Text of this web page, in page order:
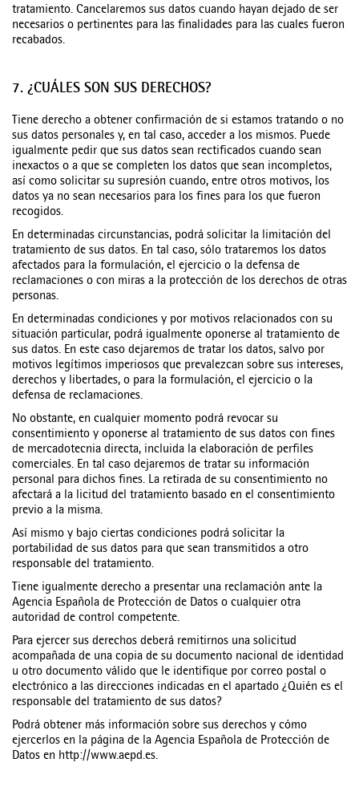
tratamiento. Cancelaremos sus datos cuando hayan dejado de ser
necesarios o pertinentes para las finalidades para las cuales fueron
recabados.
7. ¿CUÁLES SON SUS DERECHOS?
Tiene derecho a obtener confirmación de si estamos tratando o no
sus datos personales y, en tal caso, acceder a los mismos. Puede
igualmente pedir que sus datos sean rectificados cuando sean
inexactos o a que se completen los datos que sean incompletos,
así como solicitar su supresión cuando, entre otros motivos, los
datos ya no sean necesarios para los fines para los que fueron
recogidos.
En determinadas circunstancias, podrá solicitar la limitación del
tratamiento de sus datos. En tal caso, sólo trataremos los datos
afectados para la formulación, el ejercicio o la defensa de
reclamaciones o con miras a la protección de los derechos de otras
personas.
En determinadas condiciones y por motivos relacionados con su
situación particular, podrá igualmente oponerse al tratamiento de
sus datos. En este caso dejaremos de tratar los datos, salvo por
motivos legítimos imperiosos que prevalezcan sobre sus intereses,
derechos y libertades, o para la formulación, el ejercicio o la
defensa de reclamaciones.
No obstante, en cualquier momento podrá revocar su
consentimiento y oponerse al tratamiento de sus datos con fines
de mercadotecnia directa, incluida la elaboración de perfiles
comerciales. En tal caso dejaremos de tratar su información
personal para dichos fines. La retirada de su consentimiento no
afectará a la licitud del tratamiento basado en el consentimiento
previo a la misma.
Así mismo y bajo ciertas condiciones podrá solicitar la
portabilidad de sus datos para que sean transmitidos a otro
responsable del tratamiento.
Tiene igualmente derecho a presentar una reclamación ante la
Agencia Española de Protección de Datos o cualquier otra
autoridad de control competente.
Para ejercer sus derechos deberá remitirnos una solicitud
acompañada de una copia de su documento nacional de identidad
u otro documento válido que le identifique por correo postal o
electrónico a las direcciones indicadas en el apartado ¿Quién es el
responsable del tratamiento de sus datos?
Podrá obtener más información sobre sus derechos y cómo
ejercerlos en la página de la Agencia Española de Protección de
Datos en http://www.aepd.es.